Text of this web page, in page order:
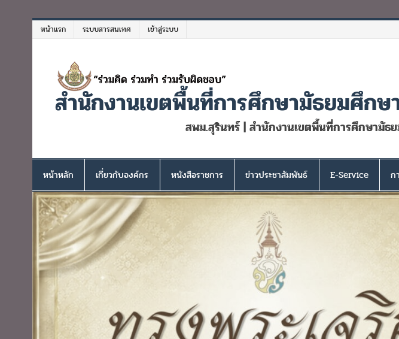
หน้าแรก ระบบสารสนเทศ เข้าสู่ระบบ
สำนักงานเขตพื้นที่การศึกษามัธยมศึกษ
สพม.สุรินทร์ | สำนักงานเขตพื้นที่การศึกษามัธ
หน้าหลัก เกี่ยวกับองค์กร หนังสือราชการ ข่าวประชาสัมพันธ์ E-Service ก